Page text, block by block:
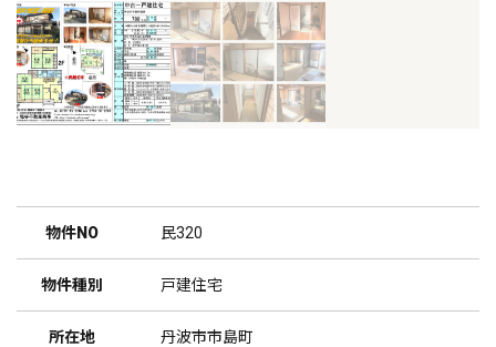
物件NO 民320
物件種別 戸建住宅
所在地 丹波市市島町